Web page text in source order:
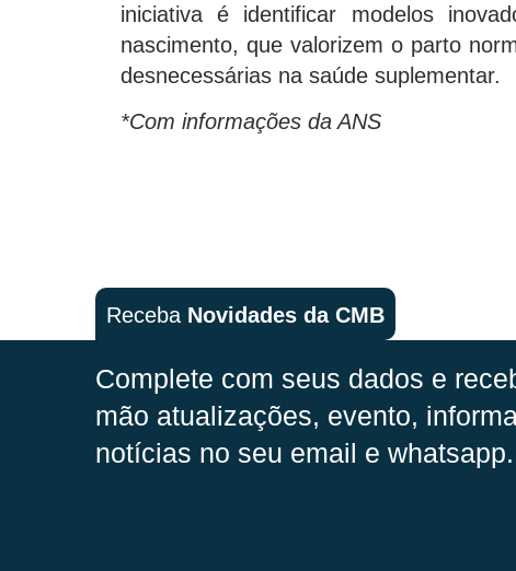
iniciativa é identificar modelos
nascimento, que valorizem o parto
desnecessárias na saúde suplementar.
*Com informações da ANS
Receba Novidades da CMB
Complete com seus dados e
mão atualizações, evento,
notícias no seu email e whatsapp.